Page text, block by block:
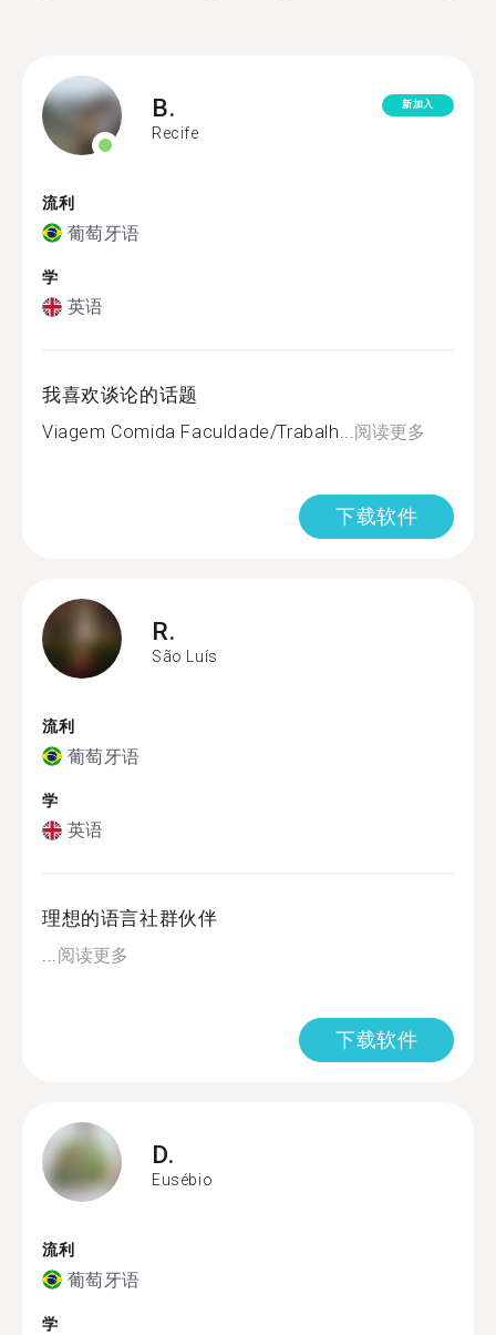
B.
Recife
新加入
流利
葡萄牙语
学
英语
我喜欢谈论的话题
Viagem Comida Faculdade/Trabalh...阅读更多
下载软件
R.
São Luís
流利
葡萄牙语
学
英语
理想的语言社群伙伴
...阅读更多
下载软件
D.
Eusébio
流利
葡萄牙语
学